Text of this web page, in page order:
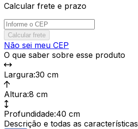
Calcular frete e prazo
Calcular frete
Não sei meu CEP
O que saber sobre esse produto
Largura:30 cm
Altura:8 cm
Profundidade:40 cm
Descrição e todas as características